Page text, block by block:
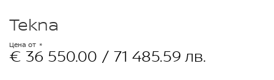
Tekna
Цена от
€ 36 550.00 / 71 485.59 лв.